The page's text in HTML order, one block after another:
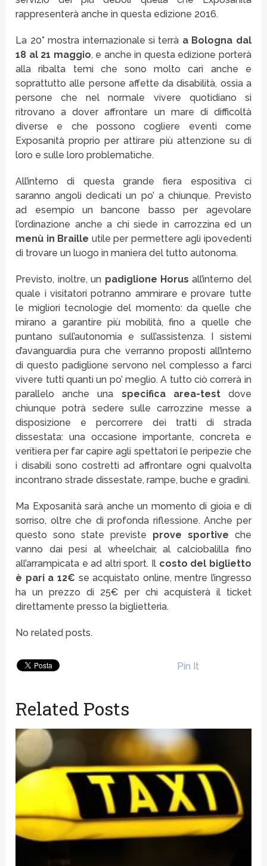
rappresenterà anche in questa edizione 2016.
La 20° mostra internazionale si terrà a Bologna dal
18 al 21 maggio, e anche in questa edizione porterà
alla ribalta temi che sono molto cari anche e
soprattutto alle persone affette da disabilità, ossia a
persone che nel normale vivere quotidiano si
ritrovano a dover affrontare un mare di difficoltà
diverse e che possono cogliere eventi come
Exposanità proprio per attirare più attenzione su di
loro e sulle loro problematiche.
All’interno di questa grande fiera espositiva ci
saranno angoli dedicati un po’ a chiunque. Previsto
ad esempio un bancone basso per agevolare
l’ordinazione anche a chi siede in carrozzina ed un
menù in Braille utile per permettere agli ipovedenti
di trovare un luogo in maniera del tutto autonoma.
Previsto, inoltre, un padiglione Horus all’interno del
quale i visitatori potranno ammirare e provare tutte
le migliori tecnologie del momento: da quelle che
mirano a garantire più mobilità, fino a quelle che
puntano sull’autonomia e sull’assistenza. I sistemi
d’avanguardia pura che verranno proposti all’interno
di questo padiglione servono nel complesso a farci
vivere tutti quanti un po’ meglio. A tutto ciò correrà in
parallelo anche una specifica area-testdove
chiunque potrà sedere sulle carrozzine messe a
disposizione e percorrere dei tratti di strada
dissestata: una occasione importante, concreta e
veritiera per far capire agli spettatori le peripezie che
i disabili sono costretti ad affrontare ogni qualvolta
incontrano strade dissestate, rampe, buche e gradini.
Ma Exposanità sarà anche un momento di gioia e di
sorriso, oltre che di profonda riflessione. Anche per
questo sono state previste prove sportive che
vanno dai pesi al wheelchair, al calciobalilla fino
all’arrampicata e ad altri sport. Il costo del biglietto
è pari a 12€ se acquistato online, mentre l’ingresso
ha un prezzo di 25€ per chi acquisterà il ticket
direttamente presso la biglietteria.
No related posts.
Pin It
Related Posts